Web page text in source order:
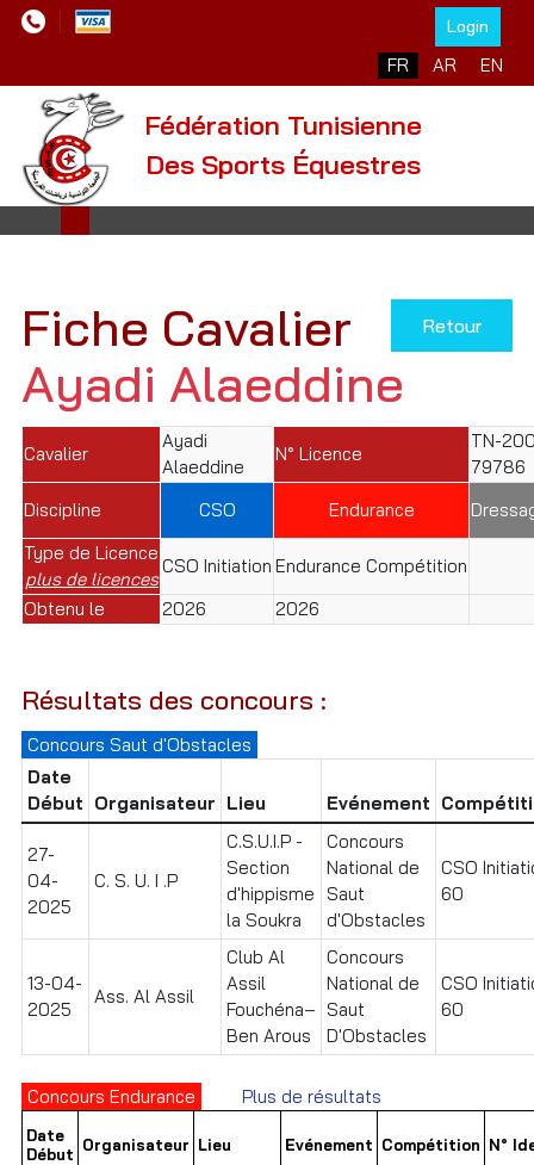
Login
Sélectionnez votre
FR AR EN
Fédération Tunisienne
Des Sports Équestres
Retour
Fiche Cavalier
Ayadi Alaeddine
Cavalier
Ayadi
Alaeddine
N° Licence
TN-
79786
Discipline
CSO Endurance
Type de Licence
plus de licences
CSO Initiation Endurance Compétition
Obtenu le
2026 2026
Résultats des concours :
Concours Saut d'Obstacles
Date
Début Organisateur Lieu Evénement
27-
04-
2025
C. S. U. I .P
C.S.U.I.P -
Section
d'hippisme
la Soukra
Concours
National de
Saut
d'Obstacles
CSO
60
13-04-
2025
Ass. Al Assil
Club Al
Assil
Fouchéna–
Ben Arous
Concours
National de
Saut
D'Obstacles
CSO
60
Concours Endurance Plus de résultats
Date
Début Organisateur Lieu Evénement Compétition N°